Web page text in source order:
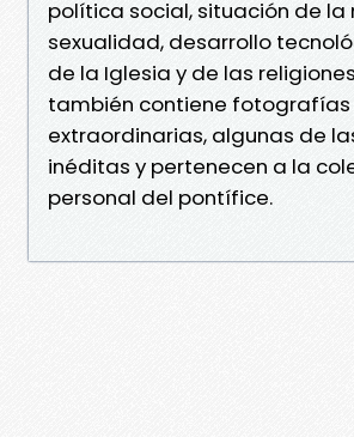
política social, situación de la
sexualidad, desarrollo
de la Iglesia y de las
también contiene fotografías
extraordinarias, algunas de
inéditas y pertenecen a la
personal del pontífice.